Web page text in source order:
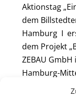
Aktionstag
dem
Hamburg I
dem Projekt
ZEBAU
Hamburg-
Aktionstage